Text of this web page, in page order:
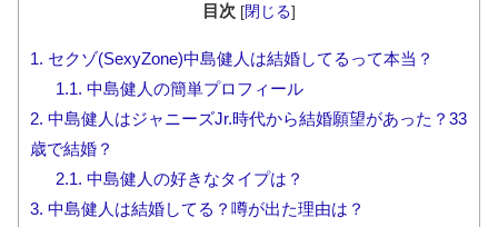
目次 [閉じる]
1. セクゾ(SexyZone)中島健人は結婚してるって本当？
1.1. 中島健人の簡単プロフィール
2. 中島健人はジャニーズJr.時代から結婚願望があった？33
歳で結婚？
2.1. 中島健人の好きなタイプは？
3. 中島健人は結婚してる？噂が出た理由は？